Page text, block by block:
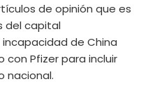
de opinión que es
del capital
de China
con Pfizer para incluir
nacional.